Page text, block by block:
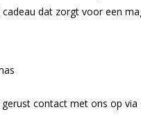
dat zorgt voor een
gerust contact met ons op